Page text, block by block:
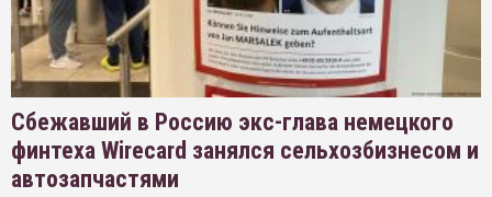
Сбежавший в Россию экс-глава немецкого
финтеха Wirecard занялся сельхозбизнесом и
автозапчастями